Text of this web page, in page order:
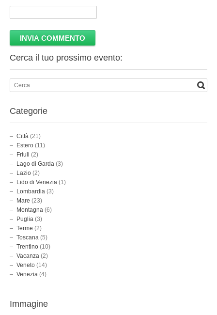
Cerca il tuo prossimo evento:
Categorie
Città (21)
Estero (11)
Friuli (2)
Lago di Garda (3)
Lazio (2)
Lido di Venezia (1)
Lombardia (3)
Mare (23)
Montagna (6)
Puglia (3)
Terme (2)
Toscana (5)
Trentino (10)
Vacanza (2)
Veneto (14)
Venezia (4)
Immagine